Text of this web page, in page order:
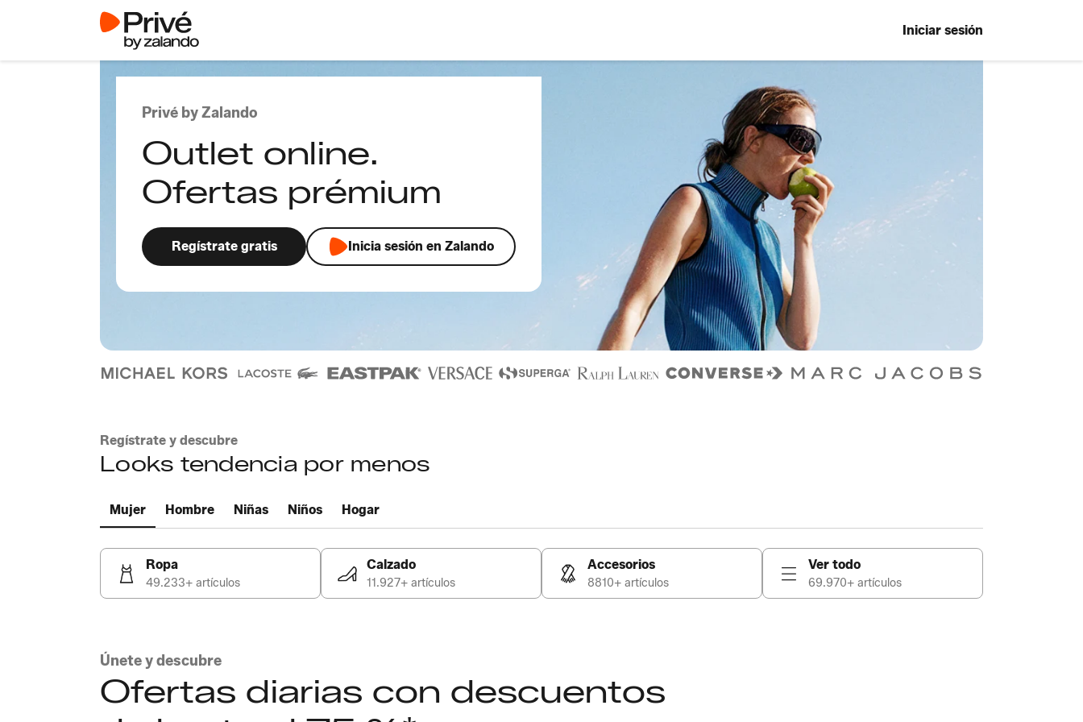
Iniciar sesión
Privé by Zalando
Outlet online.
Ofertas prémium
Regístrate gratis Inicia sesión en Zalando
Regístrate y descubre
Looks tendencia por menos
Mujer Hombre Niñas Niños Hogar
Ropa
49.233+ artículos
Calzado
11.927+ artículos
Accesorios
8810+ artículos
Ver todo
69.970+ artículos
Únete y descubre
Ofertas diarias con descuentos